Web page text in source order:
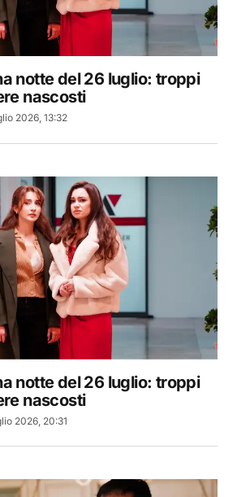
notte del 26 luglio: troppi
nascosti
2026, 13:32
notte del 26 luglio: troppi
nascosti
2026, 20:31